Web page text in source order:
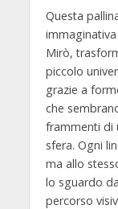
Questa
Mirò,
piccolo
grazie a
che
frammenti di
sfera. Ogni
ma allo
lo sguardo
percorso